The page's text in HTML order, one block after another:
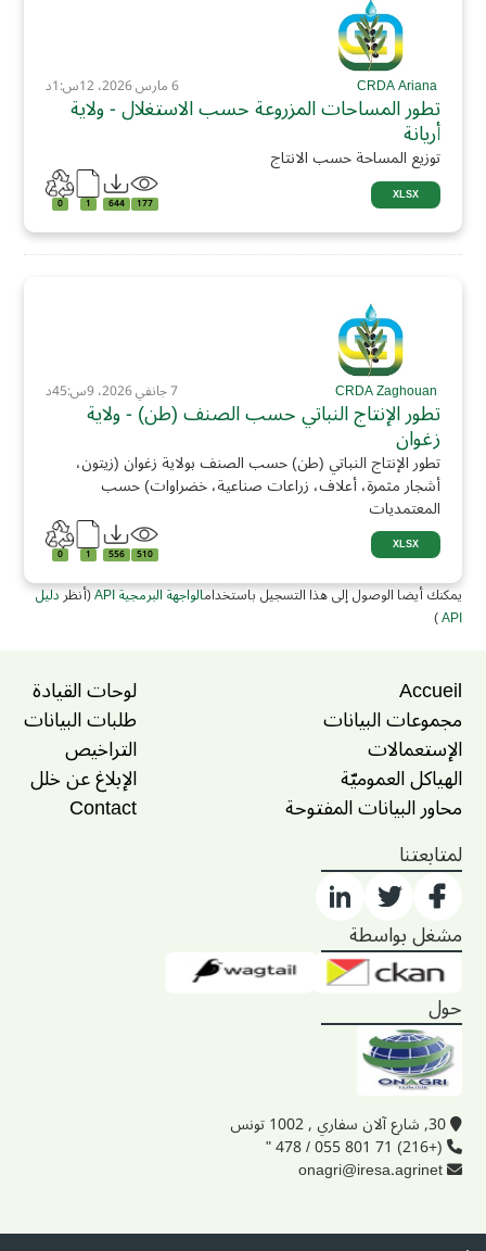
CRDA Ariana 6 مارس 2026، 12س:1د
تطور المساحات المزروعة حسب الاستغلال - ولاية
أريانة
توزيع المساحة حسب الانتاج
XLSX
177
644
1
0
7 جانفي 2026، 9س:45د
تطور الإنتاج النباتي حسب الصنف (طن) - ولاية
زغوان
تطور الإنتاج النباتي (طن) حسب الصنف بولاية زغوان (زيتون،
أشجار مثمرة، أعلاف، زراعات صناعية، خضراوات) حسب
المعتمديات
XLSX
510
556
1
0
يمكنك أيضا الوصول إلى هذا التسجيل باستخدامالواجهة البرمجية API (أنظردليل
API
)
Accueil
مجموعات البيانات
الإستعمالات
الهياكل العموميّة
محاور البيانات المفتوحة
لوحات القيادة
طلبات البيانات
التراخيص
الإبلاغ عن خلل
Contact
لمتابعتنا
مشغل بواسطة
حول
30, شارع آلان سفاري , 1002 تونس
(+216) 71 801 055 / 478 "
onagri@iresa.agrinet